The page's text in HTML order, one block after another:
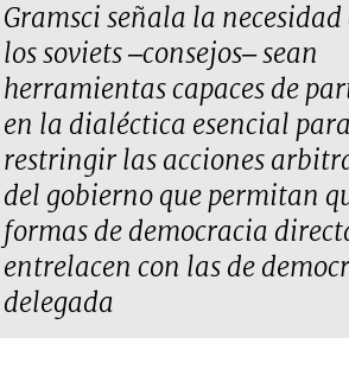
Gramsci señala la necesidad
los soviets ‒consejos‒ sean
herramientas capaces de
en la dialéctica esencial para
restringir las acciones
del gobierno que permitan
formas de democracia
entrelacen con las de
delegada